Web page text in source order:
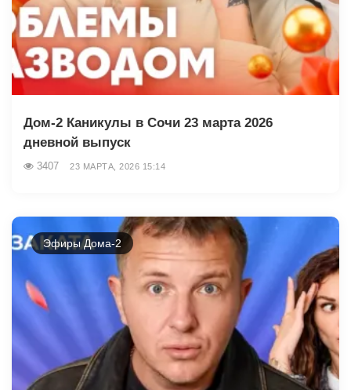
Дом-2 Каникулы в Сочи 23 марта 2026
дневной выпуск
3407 23 МАРТА, 2026 15:14
Эфиры Дома-2